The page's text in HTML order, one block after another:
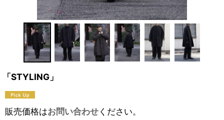
「STYLING」
販売価格はお問い合わせください。